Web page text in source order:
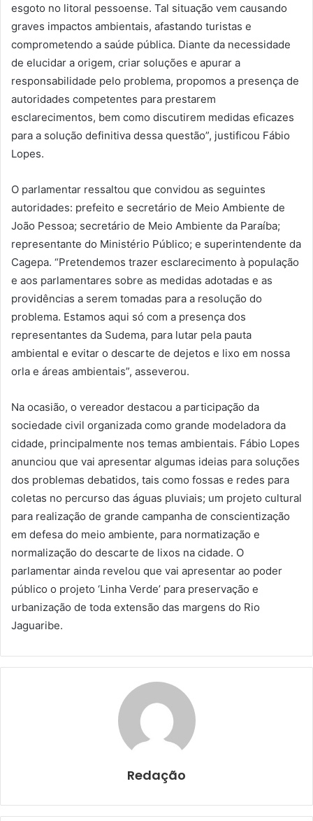
esgoto no litoral pessoense. Tal situação vem causando
graves impactos ambientais, afastando turistas e
comprometendo a saúde pública. Diante da necessidade
de elucidar a origem, criar soluções e apurar a
responsabilidade pelo problema, propomos a presença de
autoridades competentes para prestarem
esclarecimentos, bem como discutirem medidas eficazes
para a solução definitiva dessa questão”, justificou Fábio
Lopes.
O parlamentar ressaltou que convidou as seguintes
autoridades: prefeito e secretário de Meio Ambiente de
João Pessoa; secretário de Meio Ambiente da Paraíba;
representante do Ministério Público; e superintendente da
Cagepa. “Pretendemos trazer esclarecimento à população
e aos parlamentares sobre as medidas adotadas e as
providências a serem tomadas para a resolução do
problema. Estamos aqui só com a presença dos
representantes da Sudema, para lutar pela pauta
ambiental e evitar o descarte de dejetos e lixo em nossa
orla e áreas ambientais”, asseverou.
Na ocasião, o vereador destacou a participação da
sociedade civil organizada como grande modeladora da
cidade, principalmente nos temas ambientais. Fábio Lopes
anunciou que vai apresentar algumas ideias para soluções
dos problemas debatidos, tais como fossas e redes para
coletas no percurso das águas pluviais; um projeto cultural
para realização de grande campanha de conscientização
em defesa do meio ambiente, para normatização e
normalização do descarte de lixos na cidade. O
parlamentar ainda revelou que vai apresentar ao poder
público o projeto ‘Linha Verde’ para preservação e
urbanização de toda extensão das margens do Rio
Jaguaribe.
Redação